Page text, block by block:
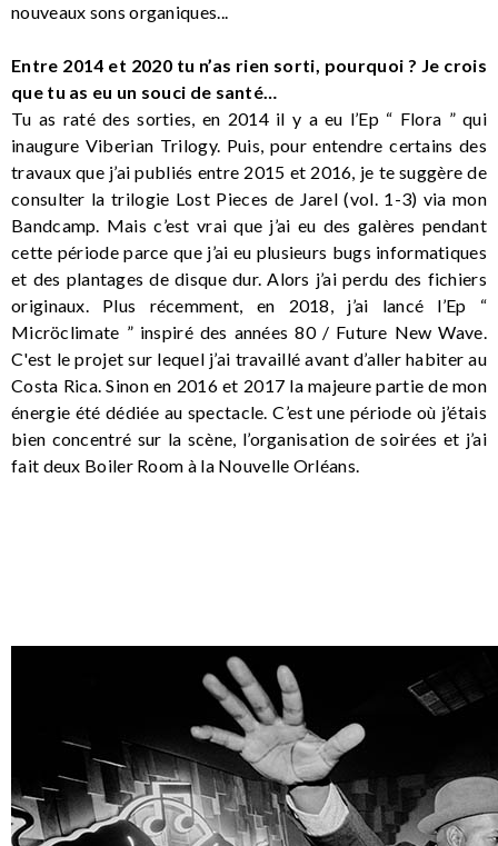
nouveaux sons organiques...
Entre 2014 et 2020 tu n’as rien sorti, pourquoi ? Je crois
que tu as eu un souci de santé…
Tu as raté des sorties, en 2014 il y a eu l’Ep “ Flora ” qui
inaugure Viberian Trilogy. Puis, pour entendre certains des
travaux que j’ai publiés entre 2015 et 2016, je te suggère de
consulter la trilogie Lost Pieces de Jarel (vol. 1-3) via mon
Bandcamp. Mais c’est vrai que j’ai eu des galères pendant
cette période parce que j’ai eu plusieurs bugs informatiques
et des plantages de disque dur. Alors j’ai perdu des fichiers
originaux. Plus récemment, en 2018, j’ai lancé l’Ep “
Micröclimate ” inspiré des années 80 / Future New Wave.
C'est le projet sur lequel j’ai travaillé avant d’aller habiter au
Costa Rica. Sinon en 2016 et 2017 la majeure partie de mon
énergie été dédiée au spectacle. C’est une période où j’étais
bien concentré sur la scène, l’organisation de soirées et j’ai
fait deux Boiler Room à la Nouvelle Orléans.